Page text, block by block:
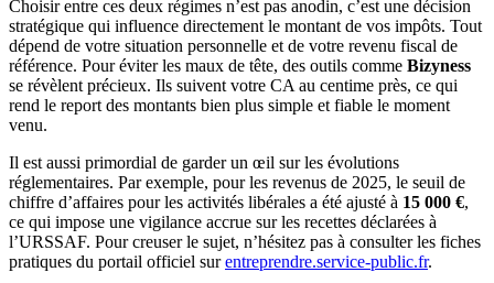
Choisir entre ces deux régimes n’est pas anodin, c’est une décision
stratégique qui influence directement le montant de vos impôts. Tout
dépend de votre situation personnelle et de votre revenu fiscal de
référence. Pour éviter les maux de tête, des outils comme Bizyness
se révèlent précieux. Ils suivent votre CA au centime près, ce qui
rend le report des montants bien plus simple et fiable le moment
venu.
Il est aussi primordial de garder un œil sur les évolutions
réglementaires. Par exemple, pour les revenus de 2025, le seuil de
chiffre d’affaires pour les activités libérales a été ajusté à 15 000 €,
ce qui impose une vigilance accrue sur les recettes déclarées à
l’URSSAF. Pour creuser le sujet, n’hésitez pas à consulter les fiches
pratiques du portail officiel surentreprendre.service-public.fr.